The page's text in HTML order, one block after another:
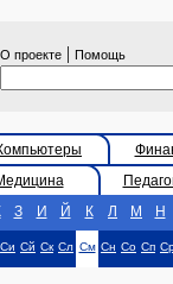
О проекте | Помощь
З И Й К Л М Н
Си Сй Ск Сл См Сн Со Сп